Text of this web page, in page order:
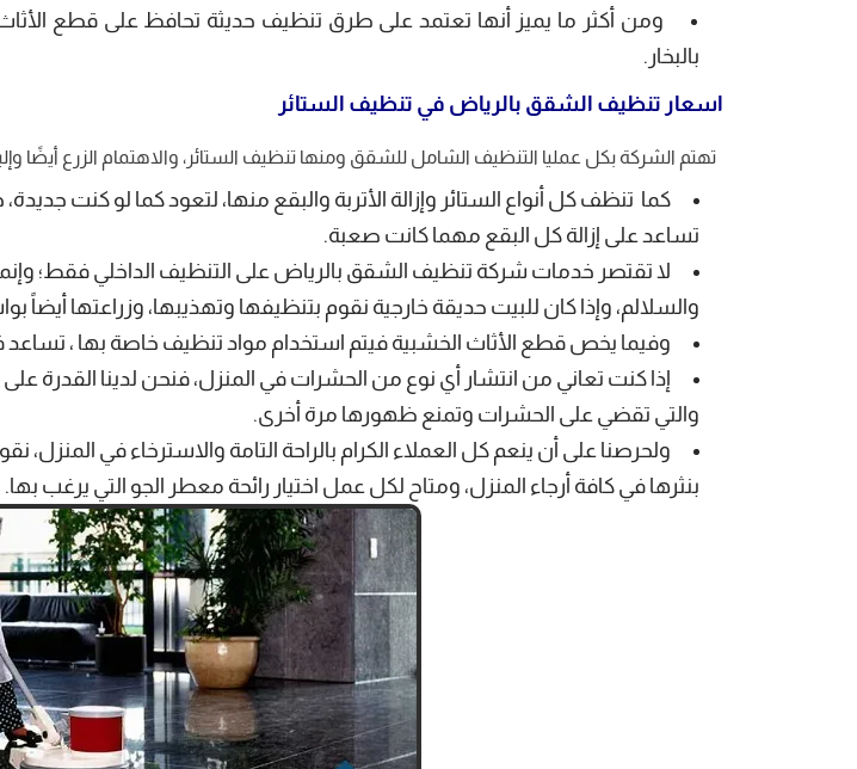
ومن أكثر ما يميز أنها تعتمد على طرق تنظيف حديثة تحافظ على قطع
بالبخار.
اسعار تنظيف الشقق بالرياض في تنظيف الستائر
تهتم الشركة بكل عمليا التنظيف الشامل للشقق ومنها تنظيف الستائر، والاهتمام الزرع أيضًا
كما تنظف كل أنواع الستائر وإزالة الأتربة والبقع منها، لتعود كما لو كنت
تساعد على إزالة كل البقع مهما كانت صعبة.
لا تقتصر خدمات شركة تنظيف الشقق بالرياض على التنظيف الداخلي فقط؛
والسلالم، وإذا كان للبيت حديقة خارجية نقوم بتنظيفها وتهذيبها، وزراعتها
وفيما يخص قطع الأثاث الخشبية فيتم استخدام مواد تنظيف خاصة بها ، تساعد
إذا كنت تعاني من انتشار أي نوع من الحشرات في المنزل، فنحن لدينا القدرة
والتي تقضي على الحشرات وتمنع ظهورها مرة أخرى.
ولحرصنا على أن ينعم كل العملاء الكرام بالراحة التامة والاسترخاء في
بنثرها في كافة أرجاء المنزل، ومتاح لكل عمل اختيار رائحة معطر الجو التي يرغب بها.